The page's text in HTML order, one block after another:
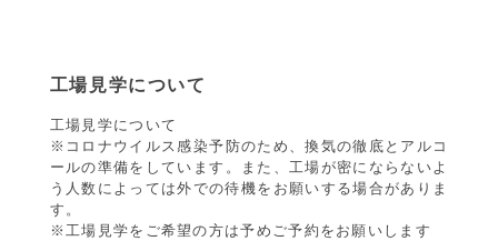
工場見学について
工場見学について
※コロナウイルス感染予防のため、換気の徹底とアルコ
ールの準備をしています。また、工場が密にならないよ
う人数によっては外での待機をお願いする場合がありま
す。
※工場見学をご希望の方は予めご予約をお願いします